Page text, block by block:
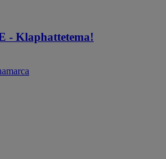
- Klaphattetema!